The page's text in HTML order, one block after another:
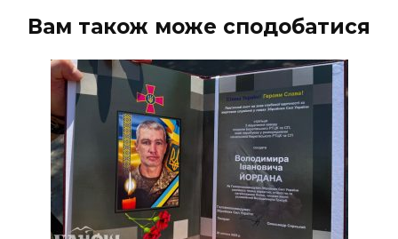
Вам також може сподобатися